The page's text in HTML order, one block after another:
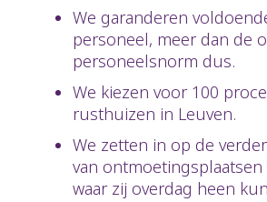
We garanderen
personeel, meer dan de
personeelsnorm dus.
We kiezen voor 100
rusthuizen in Leuven.
We zetten in op de
van
waar zij overdag heen